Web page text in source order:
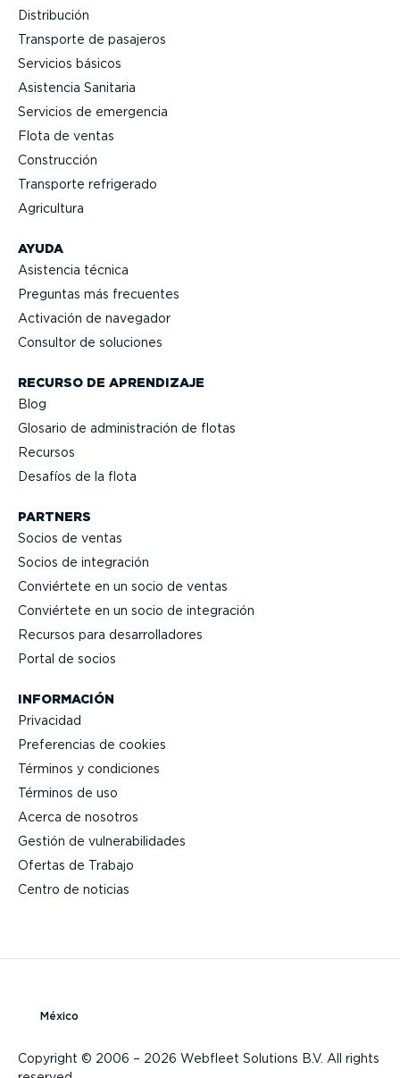
Distri­bución
Transporte de pasajeros
Servicios básicos
Asistencia Sanitaria
Servicios de emergencia
Flota de ventas
Construcción
Transporte refrigerado
Agricultura
AYUDA
Asistencia técnica
Preguntas más frecuentes
Activación de navegador
Consultor de soluciones
RECURSO DE APRENDIZAJE
Blog
Glosario de adminis­tración de flotas
Recursos
Desafíos de la flota
PARTNERS
Socios de ventas
Socios de integración
Conviértete en un socio de ventas
Conviértete en un socio de integración
Recursos para desarro­lla­dores
Portal de socios
INFORMACIÓN
Privacidad
Prefe­rencias de cookies
Términos y condiciones
Términos de uso
Acerca de nosotros
Gestión de vulne­ra­bi­li­dades
Ofertas de Trabajo
Centro de noticias
Copyright © 2006 – 2026 Webfleet Solutions B.V. All rights
México